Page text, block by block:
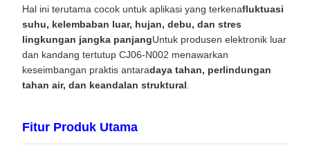
Hal ini terutama cocok untuk aplikasi yang terkenafluktuasi
suhu, kelembaban luar, hujan, debu, dan stres
lingkungan jangka panjangUntuk produsen elektronik luar
dan kandang tertutup CJ06-N002 menawarkan
keseimbangan praktis antaradaya tahan, perlindungan
tahan air, dan keandalan struktural
Fitur Produk Utama